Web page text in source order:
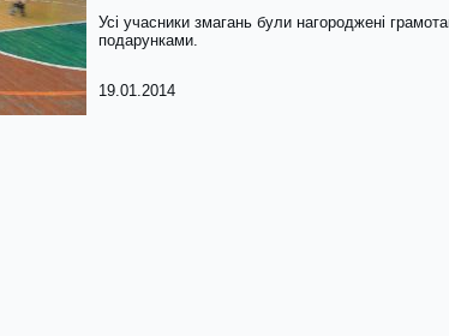
Усі учасники змагань були нагороджені
подарунками.
19.01.2014